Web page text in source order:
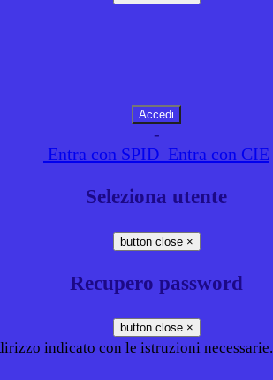
-
Entra con SPID Entra con CIE
Seleziona utente
button close ×
Recupero password
button close ×
indicato con le istruzioni necessarie.